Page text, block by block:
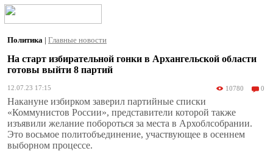
Политика | Главные новости
На старт избирательной гонки в Архангельской области
готовы выйти 8 партий
12.07.23 17:15 10780 0
Накануне избирком заверил партийные списки
«Коммунистов России», представители которой также
изъявили желание побороться за места в Архоблсобрании.
Это восьмое политобъединение, участвующее в осеннем
выборном процессе.